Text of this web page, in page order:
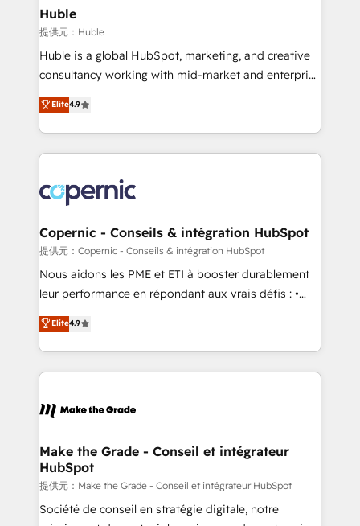
without outside dependencies. You’ll learn how to: •
Set up, audit, and organize your HubSpot portal •
Get your sales team fully using HubSpot • Track
pipeline and revenue across the entire buyer journey
growth • Create content and videos that attract
buyers • Use AI to scale smarter Our coaching-led
lasts. So if you're ready to become the most trusted
voice in your market, let’s talk.
Huble
提供元：Huble
Huble is a global HubSpot, marketing, and creative
consultancy working with mid-market and enterprise
businesses. We go beyond implementation, shaping
the strategy, processes, and teams that turn
HubSpot into a genuine growth engine. Named
HubSpot's Global Partner of the Year in 2024,
worldwide, and with over 15 years in the ecosystem,
Huble has built a track record that speaks for itself.
One company, one operating model, delivering
across offices and consulting teams in the UK, USA,
Canada, Germany, France, Belgium, Singapore, and
South Africa. Certified compliant with ISO/IEC
international offices and 175+ employees.
Elite4.9
Copernic - Conseils & intégration HubSpot
提供元：Copernic - Conseils & intégration HubSpot
Nous aidons les PME et ETI à booster durablement
leur performance en répondant aux vrais défis : •
Intégration de HubSpot avec d’autres outils (ERP,
téléphonie, etc.) • Alignement des équipes grâce à un
outil et des données partagées • Amélioration de la
collecte et de l’analyse des données pour des
de la productivité des équipes Notre équipe de 30
avec un engagement total, alignant processus
métiers et technologie, et guidant vos équipes à
travers le changement, tout en centrant vos objectifs
d’entreprise. Grâce à une méthodologie éprouvée
Elite4.9
Make the Grade - Conseil et intégrateur
HubSpot
提供元：Make the Grade - Conseil et intégrateur HubSpot
Société de conseil en stratégie digitale, notre